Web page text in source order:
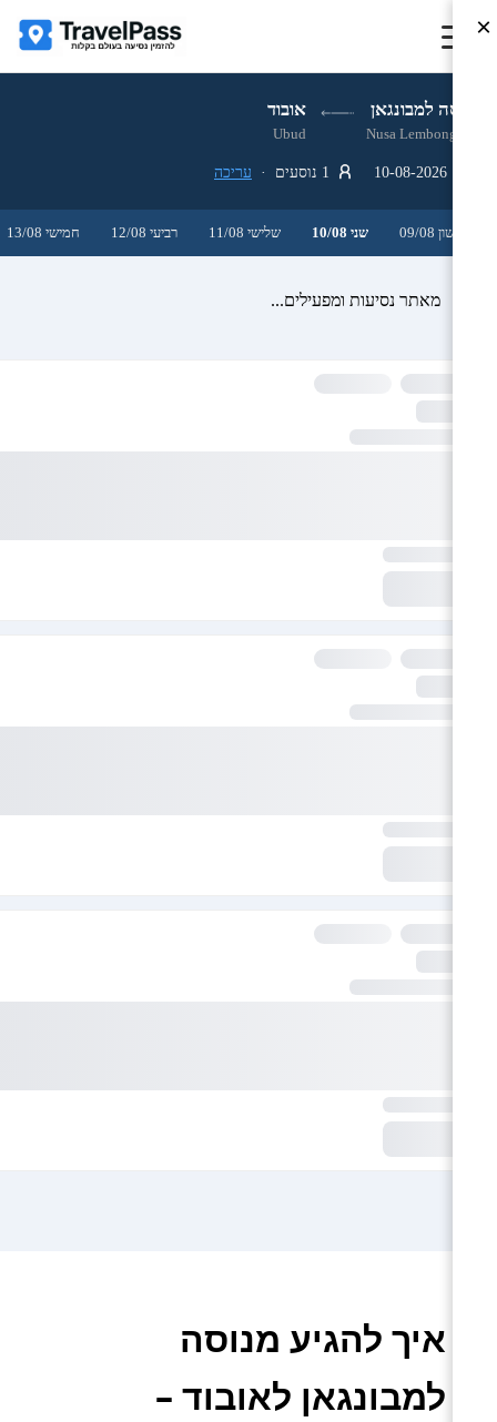
נוסה למבונגאן אובוד
Nusa Lembongan
Ubud
עריכה
ראשון 09/08 שני 10/08 שלישי 11/08 רביעי 12/08 חמישי 13/08
מאתר נסיעות ומפעילים...
איך להגיע מנוסה
למבונגאן לאובוד –
×